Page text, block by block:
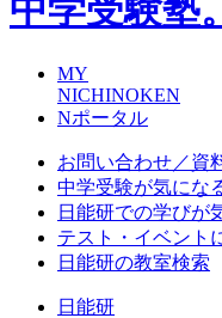
MY
NICHINOKEN
Nポータル
お問い合わせ／資
中学受験が気にな
日能研での学びが
テスト・イベント
日能研の教室検索
日能研